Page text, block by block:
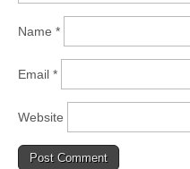
Name *
Email *
Website